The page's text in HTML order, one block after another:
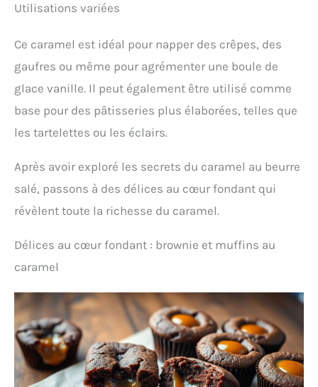
Utilisations variées
Ce caramel est idéal pour napper des crêpes, des
gaufres ou même pour agrémenter une boule de
glace vanille. Il peut également être utilisé comme
base pour des pâtisseries plus élaborées, telles que
les tartelettes ou les éclairs.
Après avoir exploré les secrets du caramel au beurre
salé, passons à des délices au cœur fondant qui
révèlent toute la richesse du caramel.
Délices au cœur fondant : brownie et muffins au
caramel